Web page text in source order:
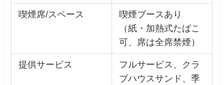
喫煙席/スペース
喫煙ブースあり
（紙・加熱式たばこ
可、席は全席禁煙）
提供サービス
フルサービス、クラ
ブハウスサンド、季